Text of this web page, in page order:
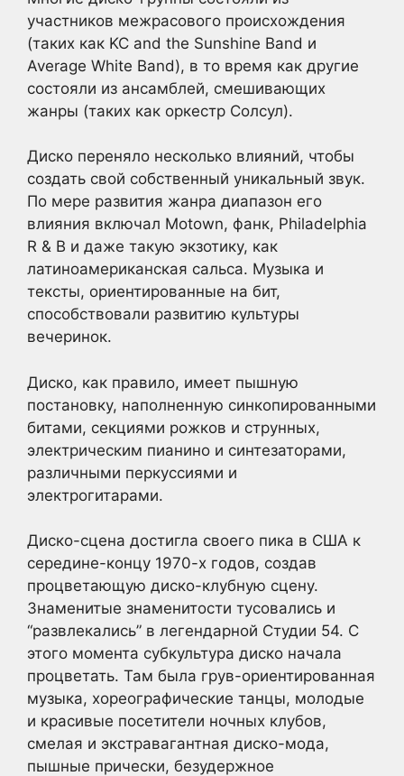
участников межрасового происхождения
(таких как KC and the Sunshine Band и
Average White Band), в то время как другие
состояли из ансамблей, смешивающих
жанры (таких как оркестр Солсул).
Диско переняло несколько влияний, чтобы
создать свой собственный уникальный звук.
По мере развития жанра диапазон его
влияния включал Motown, фанк, Philadelphia
R & B и даже такую экзотику, как
латиноамериканская сальса. Музыка и
тексты, ориентированные на бит,
способствовали развитию культуры
вечеринок.
Диско, как правило, имеет пышную
постановку, наполненную синкопированными
битами, секциями рожков и струнных,
электрическим пианино и синтезаторами,
различными перкуссиями и
электрогитарами.
Диско-сцена достигла своего пика в США к
середине-концу 1970-х годов, создав
процветающую диско-клубную сцену.
Знаменитые знаменитости тусовались и
“развлекались” в легендарной Студии 54. С
этого момента субкультура диско начала
процветать. Там была грув-ориентированная
музыка, хореографические танцы, молодые
и красивые посетители ночных клубов,
смелая и экстравагантная диско-мода,
пышные прически, безудержное